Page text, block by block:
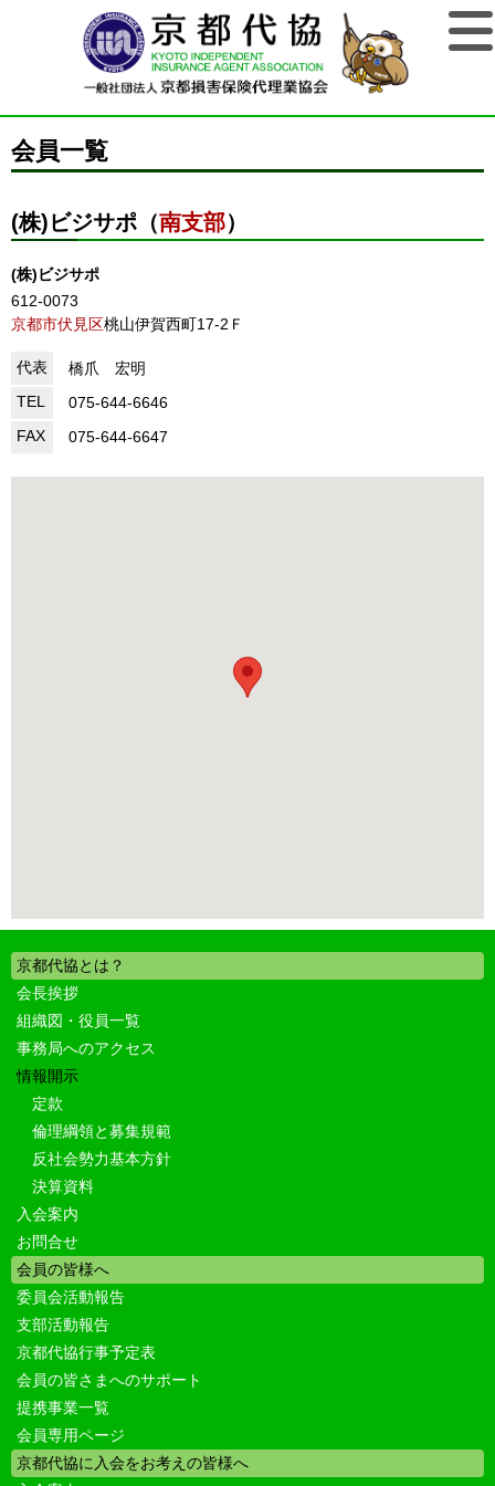
会員一覧
(株)ビジサポ（南支部）
(株)ビジサポ
612-0073
京都市伏見区桃山伊賀西町17-2Ｆ
代表
橋爪 宏明
TEL
075-644-6646
FAX
075-644-6647
京都代協とは？
会長挨拶
組織図・役員一覧
事務局へのアクセス
情報開示
定款
倫理綱領と募集規範
反社会勢力基本方針
決算資料
入会案内
お問合せ
会員の皆様へ
委員会活動報告
支部活動報告
京都代協行事予定表
会員の皆さまへのサポート
提携事業一覧
会員専用ページ
京都代協に入会をお考えの皆様へ